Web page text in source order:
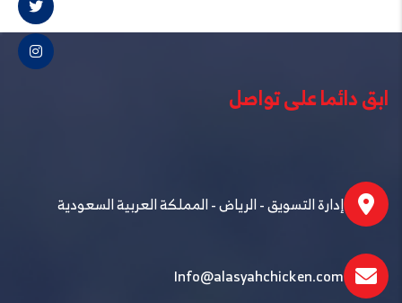
ابق دائما على تواصل
إدارة التسويق - الرياض - المملكة العربية السعودية
Info@alasyahchicken.com